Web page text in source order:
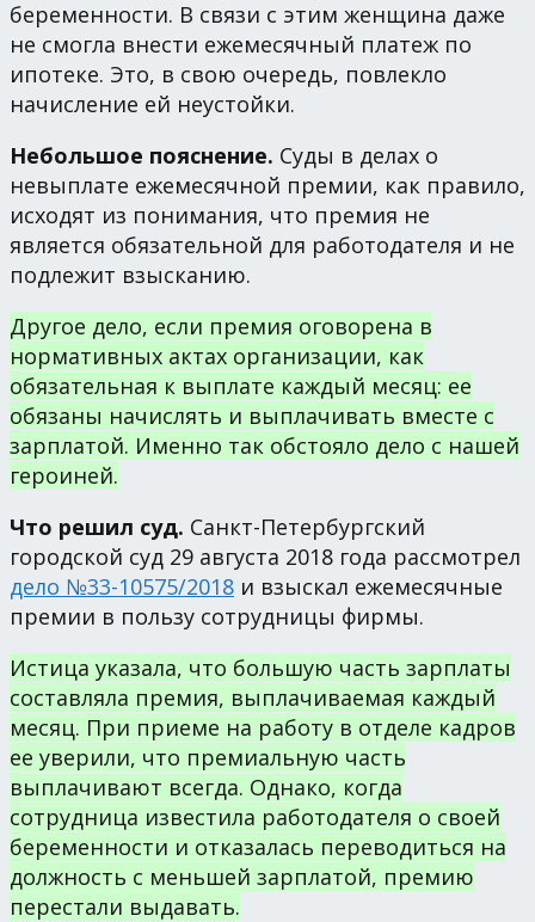
беременности. В связи с этим женщина даже
не смогла внести ежемесячный платеж по
ипотеке. Это, в свою очередь, повлекло
начисление ей неустойки.
Небольшое пояснение. Суды в делах о
невыплате ежемесячной премии, как правило,
исходят из понимания, что премия не
является обязательной для работодателя и не
подлежит взысканию.
Другое дело, если премия оговорена в
нормативных актах организации, как
обязательная к выплате каждый месяц: ее
обязаны начислять и выплачивать вместе с
зарплатой. Именно так обстояло дело с нашей
героиней.
Что решил суд. Санкт-Петербургский
городской суд 29 августа 2018 года рассмотрел
дело №33-10575/2018 и взыскал ежемесячные
премии в пользу сотрудницы фирмы.
Истица указала, что большую часть зарплаты
составляла премия, выплачиваемая каждый
месяц. При приеме на работу в отделе кадров
ее уверили, что премиальную часть
выплачивают всегда. Однако, когда
сотрудница известила работодателя о своей
беременности и отказалась переводиться на
должность с меньшей зарплатой, премию
перестали выдавать.